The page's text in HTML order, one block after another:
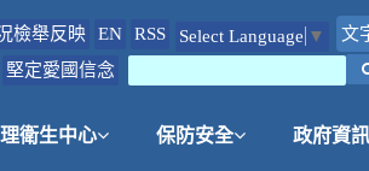
檢舉反映 EN RSS Select Language ▼ 文
堅定愛國信念
衛生中心 保防安全 政府資